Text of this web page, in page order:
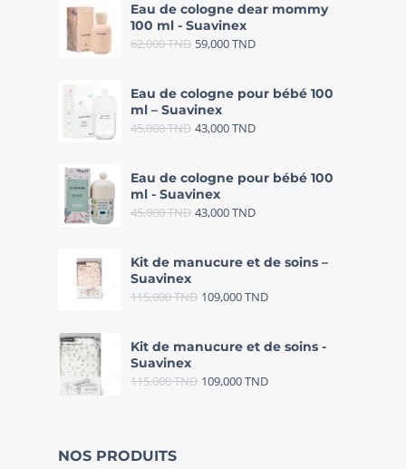
Eau de cologne dear mommy
100 ml - Suavinex
62,000TND 59,000TND
Eau de cologne pour bébé 100
ml – Suavinex
45,000TND 43,000TND
Eau de cologne pour bébé 100
ml - Suavinex
45,000TND 43,000TND
Kit de manucure et de soins –
Suavinex
115,000TND 109,000TND
Kit de manucure et de soins -
Suavinex
115,000TND 109,000TND
NOS PRODUITS